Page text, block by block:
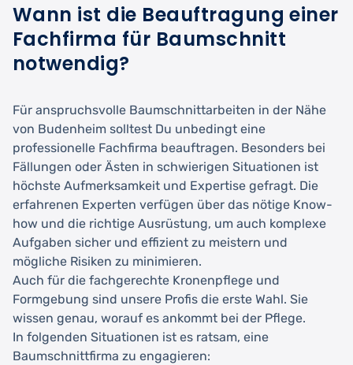
Wann ist die Beauftragung einer
Fachfirma für Baumschnitt
notwendig?
Für anspruchsvolle Baumschnittarbeiten in der Nähe
von Budenheim solltest Du unbedingt eine
professionelle Fachfirma beauftragen. Besonders bei
Fällungen oder Ästen in schwierigen Situationen ist
höchste Aufmerksamkeit und Expertise gefragt. Die
erfahrenen Experten verfügen über das nötige Know-
how und die richtige Ausrüstung, um auch komplexe
Aufgaben sicher und effizient zu meistern und
mögliche Risiken zu minimieren.
Auch für die fachgerechte Kronenpflege und
Formgebung sind unsere Profis die erste Wahl. Sie
wissen genau, worauf es ankommt bei der Pflege.
In folgenden Situationen ist es ratsam, eine
Baumschnittfirma zu engagieren: